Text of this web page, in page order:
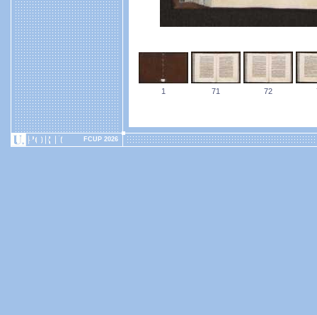
1 71 72
FCUP 2026